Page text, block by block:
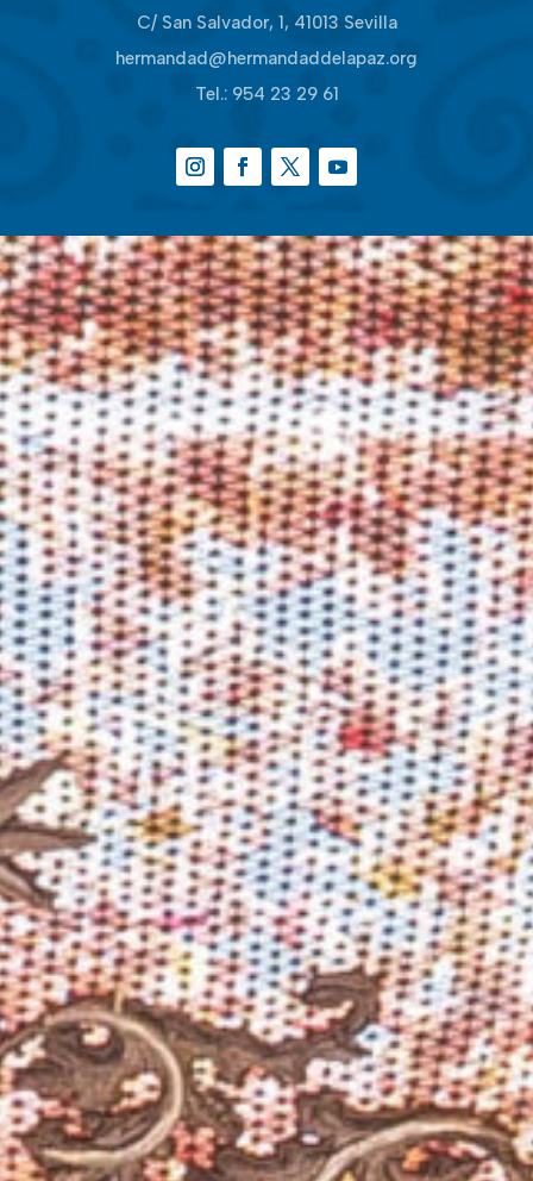
C/ San Salvador, 1, 41013 Sevilla
hermandad@hermandaddelapaz.org
Tel.: 954 23 29 61